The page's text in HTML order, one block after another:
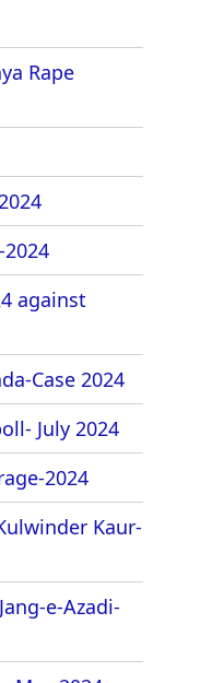
Rape
against
Case 2024
July 2024
2024
Kaur-
e-Azadi-